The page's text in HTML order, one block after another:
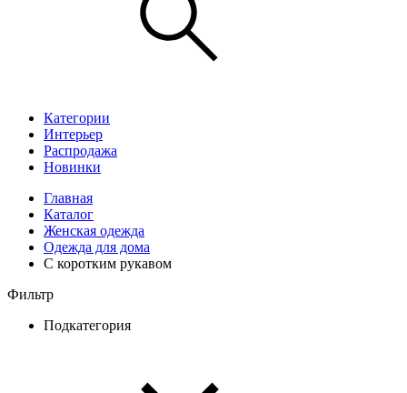
Категории
Интерьер
Распродажа
Новинки
Главная
Каталог
Женская одежда
Одежда для дома
С коротким рукавом
Фильтр
Подкатегория